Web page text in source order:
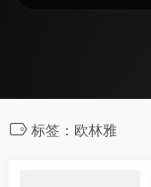
标签：欧林雅